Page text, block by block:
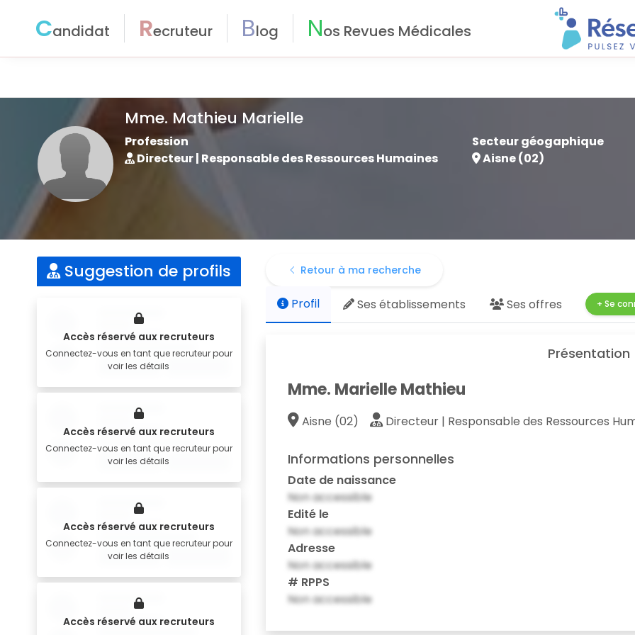
Candidat Recruteur Blog Nos Revues Médicales
Mme. Mathieu Marielle
Profession
Directeur | Responsable des Ressources Humaines
Secteur géogaphique
Aisne (02)
Suggestion de profils
Accès réservé aux recruteurs
Connectez-vous en tant que recruteur pour
voir les détails
Accès réservé aux recruteurs
Connectez-vous en tant que recruteur pour
voir les détails
Accès réservé aux recruteurs
Connectez-vous en tant que recruteur pour
voir les détails
Accès réservé aux recruteurs
Retour à ma recherche
Profil Ses établissements Ses offres + Se
Présentation
Mme. Marielle Mathieu
Aisne (02) Directeur | Responsable des Ressources
Informations personnelles
Date de naissance
Non accessible
Edité le
Non accessible
Adresse
Non accessible
# RPPS
Non accessible